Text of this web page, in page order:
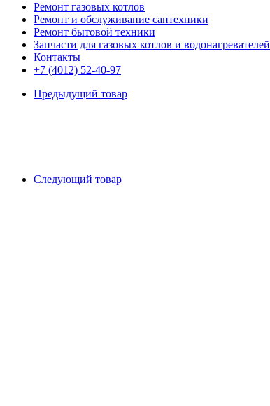
Ремонт газовых котлов
Ремонт и обслуживание сантехники
Ремонт бытовой техники
Запчасти для газовых котлов и водонагревателей
Контакты
+7 (4012) 52-40-97
Предыдущий товар
Следующий товар